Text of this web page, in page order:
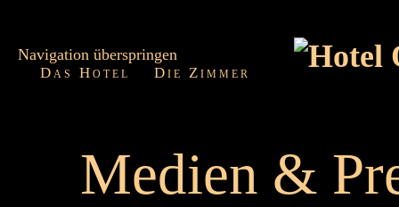
Navigation überspringen
Das Hotel Die Zimmer
Medien &